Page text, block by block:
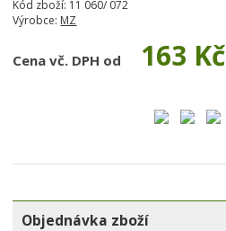
Kód zboží: 11 060/ 072
Výrobce: MZ
Cena vč. DPH od 163 Kč
Objednávka zboží